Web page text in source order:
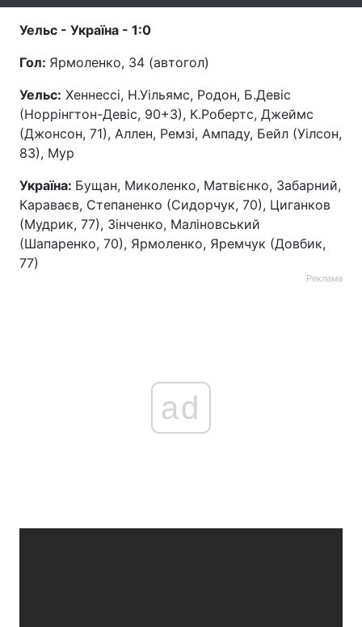
Архів
Контакти
Послуги
Тема оформлення
Уельс - Україна - 1:0
Гол: Ярмоленко, 34 (автогол)
Уельс: Хеннессі, Н.Уільямс, Родон, Б.Девіс
(Норрінгтон-Девіс, 90+3), К.Робертс, Джеймс
(Джонсон, 71), Аллен, Ремзі, Ампаду, Бейл (Уілсон,
83), Мур
Україна: Бущан, Миколенко, Матвієнко, Забарний,
Караваєв, Степаненко (Сидорчук, 70), Циганков
(Мудрик, 77), Зінченко, Маліновський
(Шапаренко, 70), Ярмоленко, Яремчук (Довбик,
77)
Реклама
ad